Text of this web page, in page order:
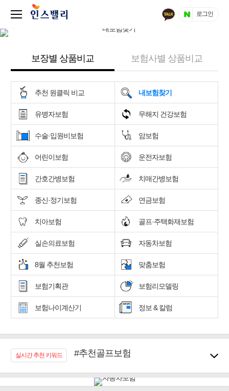
로그인
보장별 상품비교 보험사별 상품비교
추천 원클릭 비교 내보험찾기
유병자보험 무해지 건강보험
수술·입원비보험 암보험
어린이보험 운전자보험
간호간병보험 치매간병보험
종신·정기보험 연금보험
치아보험 골프·주택화재보험
실손의료보험 자동차보험
8월 추천보험 맞춤보험
보험기획관 보험리모델링
보험나이계산기 정보 & 칼럼
실시간 추천 키워드
#추천골프보험
#우리집 화재, 도난대비
#노후대비 연금재테크!
#임플란트, 치아치료보장